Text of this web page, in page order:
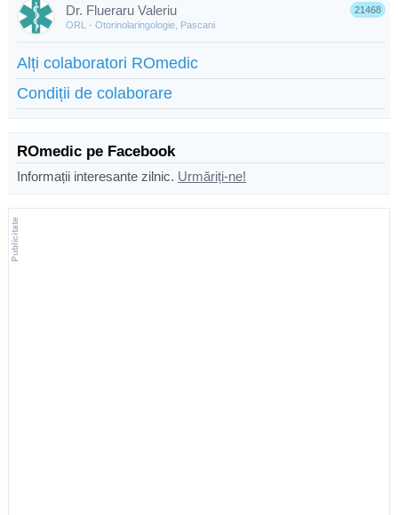
21468
Dr. Flueraru Valeriu
ORL - Otorinolaringologie, Pascani
Alți colaboratori ROmedic
Condiții de colaborare
ROmedic pe Facebook
Informații interesante zilnic. Urmăriți-ne!